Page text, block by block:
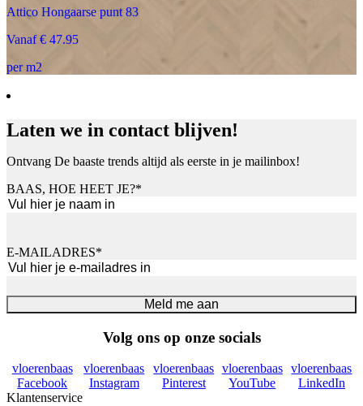
Attico Hongaarse punt 83
Vanaf € 47.95
per m2
Laten we in contact blijven!
Ontvang De baaste trends altijd als eerste in je mailinbox!
BAAS, HOE HEET JE?*
E-MAILADRES*
Meld me aan
Volg ons op onze socials
vloerenbaas
Facebook
vloerenbaas
Instagram
vloerenbaas
Pinterest
vloerenbaas
YouTube
vloerenbaas
LinkedIn
Klantenservice